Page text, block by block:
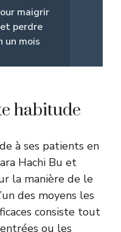
maigrir
perdre
un mois
habitude
à ses patients en
Hachi Bu et
la manière de le
des moyens les
consiste tout
ou les